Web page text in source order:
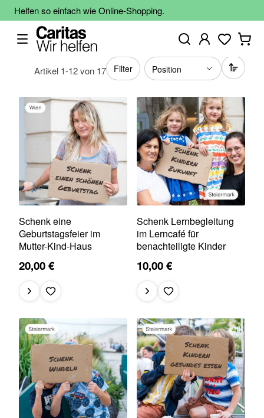
Helfen so einfach wie Online-Shopping.
Artikel 1-12von 17 Filter
Schenk eine
Geburtstagsfeier im
Mutter-Kind-Haus
20,00 €
Schenk Lernbegleitung
im Lerncafé für
benachteiligte Kinder
10,00 €